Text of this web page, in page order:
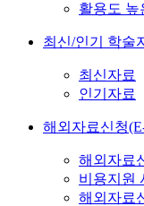
활용도 높
최신/인기 학술
최신자료
인기자료
해외자료신청
해외자료
비용지원
해외자료